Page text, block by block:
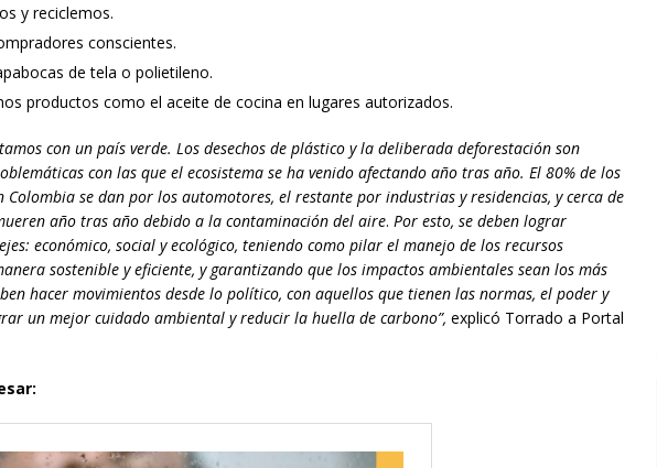
y reciclemos.
conscientes.
de tela o polietileno.
productos como el aceite de cocina en lugares autorizados.
con un país verde. Los desechos de plástico y la deliberada deforestación son
con las que el ecosistema se ha venido afectando año tras año. El 80% de los
Colombia se dan por los automotores, el restante por industrias y residencias, y cerca de
año tras año debido a la contaminación del aire. Por esto, se deben lograr
económico, social y ecológico, teniendo como pilar el manejo de los recursos
sostenible y eficiente, y garantizando que los impactos ambientales sean los más
hacer movimientos desde lo político, con aquellos que tienen las normas, el poder y
un mejor cuidado ambiental y reducir la huella de carbono”, explicó Torrado a Portal